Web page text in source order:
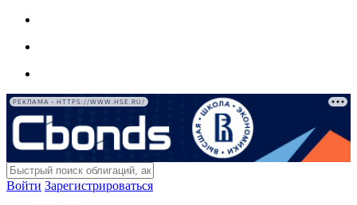
РЕКЛАМА • HTTPS://WWW.HSE.RU/
Войти Зарегистрироваться